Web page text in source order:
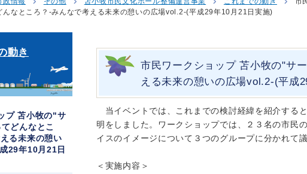
んなところ？-みんなで考える未来の憩いの広場vol.2-(平成29年10月21日実施)
市民ワークショップ 苫小牧の"サ
える未来の憩いの広場vol.2-(平成
当イベントでは、これまでの検討経緯を紹介する
明をしました。ワークショップでは、２３名の市民
イスのイメージについて３つのグループに分かれて
＜実施内容＞
動き
プ 苫小牧の"サ
どんなとこ
る未来の憩い
29年10月21日